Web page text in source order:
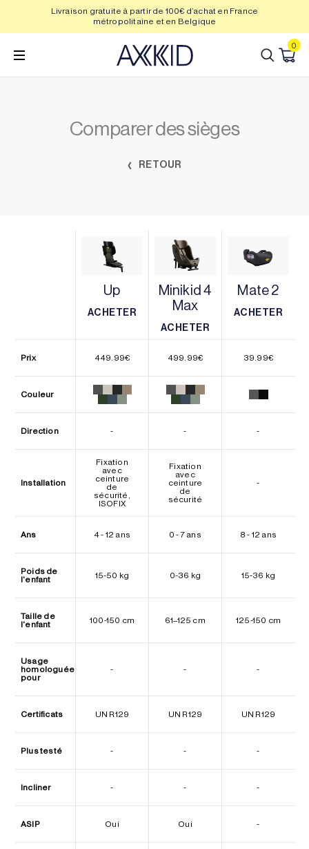
contenu
Livraison gratuite à partir de 100€ d’achat en France
métropolitaine et en Belgique
0
Comparer des sièges
RETOUR
Up
ACHETER
Minikid 4
Max
ACHETER
ACHETER
Mate 2
ACHETER
Prix 449.99€ 499.99€ 39.99€
Couleur
Direction - - -
Installation
Fixation
avec
ceinture
de
sécurité,
ISOFIX
Fixation
avec
ceinture
de
sécurité
-
Ans 4 - 12 ans 0 - 7 ans 8 - 12 ans
Poids de
l'enfant
15-50 kg 0-36 kg 15-36 kg
Taille de
l'enfant
100-150 cm 61–125 cm 125-150 cm
Usage
homologuée
pour
- - -
Certificats UN R129 UN R129 UN R129
Plus testé - - -
Incliner - - -
ASIP Oui Oui -